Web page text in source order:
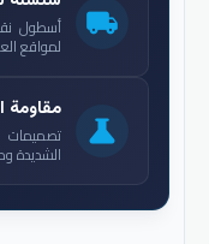
local_shipping
أسطول
لمواقع
science
مقاومة
تصميمات
الشديدة